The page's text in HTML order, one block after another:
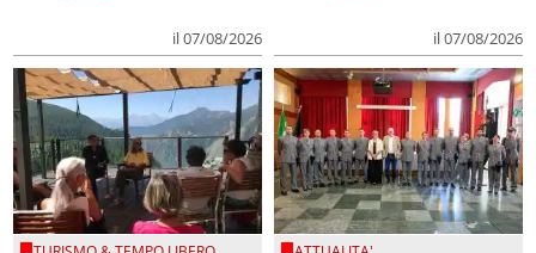
il 07/08/2026 il 07/08/2026